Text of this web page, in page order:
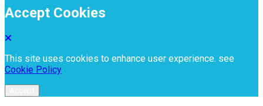
Accept Cookies
This site uses cookies to enhance user experience. see
Cookie Policy